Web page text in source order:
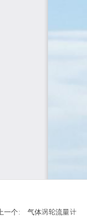
上一个：
气体涡轮流量计